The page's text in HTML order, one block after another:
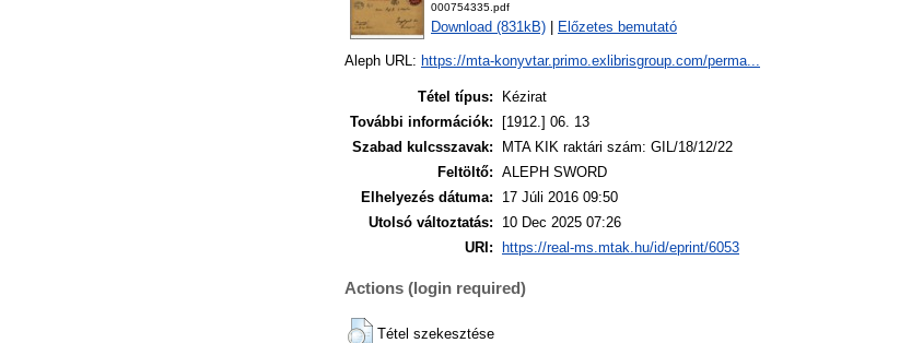
000754335.pdf
Download (831kB) Előzetes bemutató
Aleph URL: https://mta-konyvtar.primo.exlibrisgroup.com/perma...
Tétel típus:
Kézirat
További információk:
[1912.] 06. 13
Szabad kulcsszavak:
MTA KIK raktári szám: GIL/18/12/22
Feltöltő: ALEPH SWORD
Elhelyezés dátuma:
17 Júli 2016 09:50
Utolsó változtatás:
10 Dec 2025 07:26
URI:
https://real-ms.mtak.hu/id/eprint/6053
Actions (login required)
Tétel szekesztése